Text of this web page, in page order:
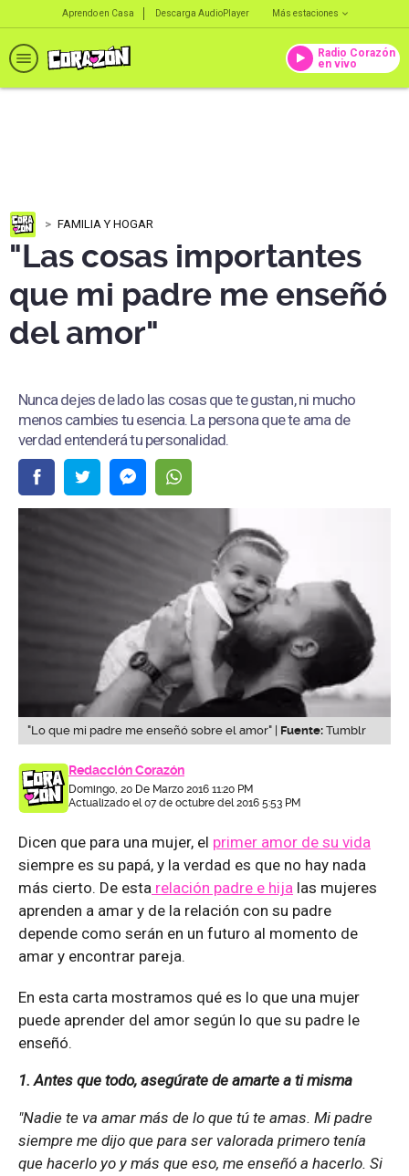
Aprendo en Casa Descarga AudioPlayer Más estaciones
Radio Corazón
en vivo
FAMILIA Y HOGAR
"Las cosas importantes
que mi padre me enseñó
del amor"
Nunca dejes de lado las cosas que te gustan, ni mucho
menos cambies tu esencia. La persona que te ama de
verdad entenderá tu personalidad.
"Lo que mi padre me enseñó sobre el amor" | Fuente: Tumblr
Redacción Corazón
Domingo, 20 De Marzo 2016 11:20 PM
Actualizado el 07 de octubre del 2016 5:53 PM
Dicen que para una mujer, el primer amor de su vida
siempre es su papá, y la verdad es que no hay nada
más cierto. De esta relación padre e hija las mujeres
aprenden a amar y de la relación con su padre
depende como serán en un futuro al momento de
amar y encontrar pareja.
En esta carta mostramos qué es lo que una mujer
puede aprender del amor según lo que su padre le
enseñó.
1. Antes que todo, asegúrate de amarte a ti misma
"Nadie te va amar más de lo que tú te amas. Mi padre
siempre me dijo que para ser valorada primero tenía
que hacerlo yo y más que eso, me enseñó a hacerlo. Si